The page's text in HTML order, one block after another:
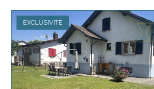
EXCLUSIVITÉ